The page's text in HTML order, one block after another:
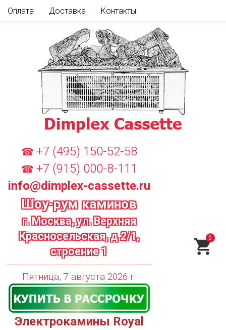
Оплата Доставка Контакты
☎ +7 (495) 150-52-58
☎ +7 (915) 000-8-111
info@dimplex-cassette.ru
Шоу-рум каминов
г. Москва, ул. Верхняя
Красносельская, д.2/1,
строение 1
Пятница, 7 августа 2026 г.
Электрокамины Royal
0